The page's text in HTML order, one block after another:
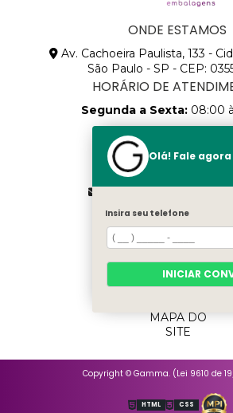
ONDE ESTAMOS
Av. Cachoeira Paulista, 133 -
São Paulo - SP - CEP:
HORÁRIO DE
Segunda a Sexta:08:00
CONTATOS
(11) 2768-8783
(11) 99457-9205
MENU
HOME
SOBRE
NÓS
PRODUTOS
MAPA DO
SITE
Copyright © Gamma. (Lei 9610 de
HTML CSS
Olá! Fale
Insira seu telefone
INICIAR